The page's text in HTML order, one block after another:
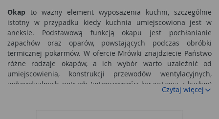
Okap to ważny element wyposażenia kuchni, szczególnie
istotny w przypadku kiedy kuchnia umiejscowiona jest w
aneksie. Podstawową funkcją okapu jest pochłanianie
zapachów oraz oparów, powstających podczas obróbki
termicznej pokarmów. W ofercie Mrówki znajdziecie Państwo
różne rodzaje okapów, a ich wybór warto uzależnić od
umiejscowienia, konstrukcji przewodów wentylacyjnych,
indywidualnych potrzeb (intensywności korzystania z kuchni)
Czytaj więcej